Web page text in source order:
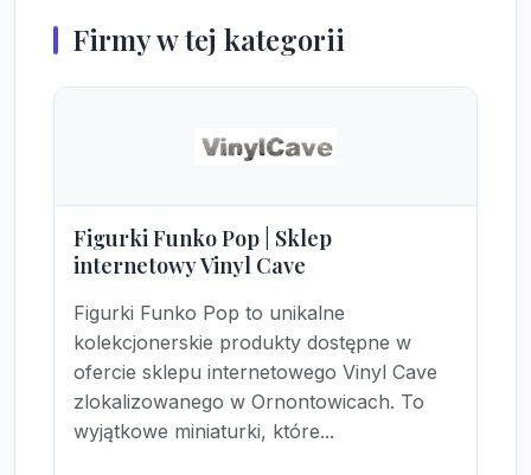
Firmy w tej kategorii
Figurki Funko Pop | Sklep
internetowy Vinyl Cave
Figurki Funko Pop to unikalne
kolekcjonerskie produkty dostępne w
ofercie sklepu internetowego Vinyl Cave
zlokalizowanego w Ornontowicach. To
wyjątkowe miniaturki, które...